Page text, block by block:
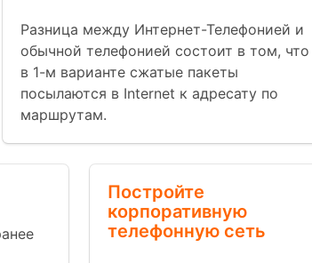
Разница между Интернет-Телефонией и
обычной телефонией состоит в том, что
в 1-м варианте сжатые пакеты
посылаются в Internet к адресату по
маршрутам.
Постройте
корпоративную
телефонную сеть